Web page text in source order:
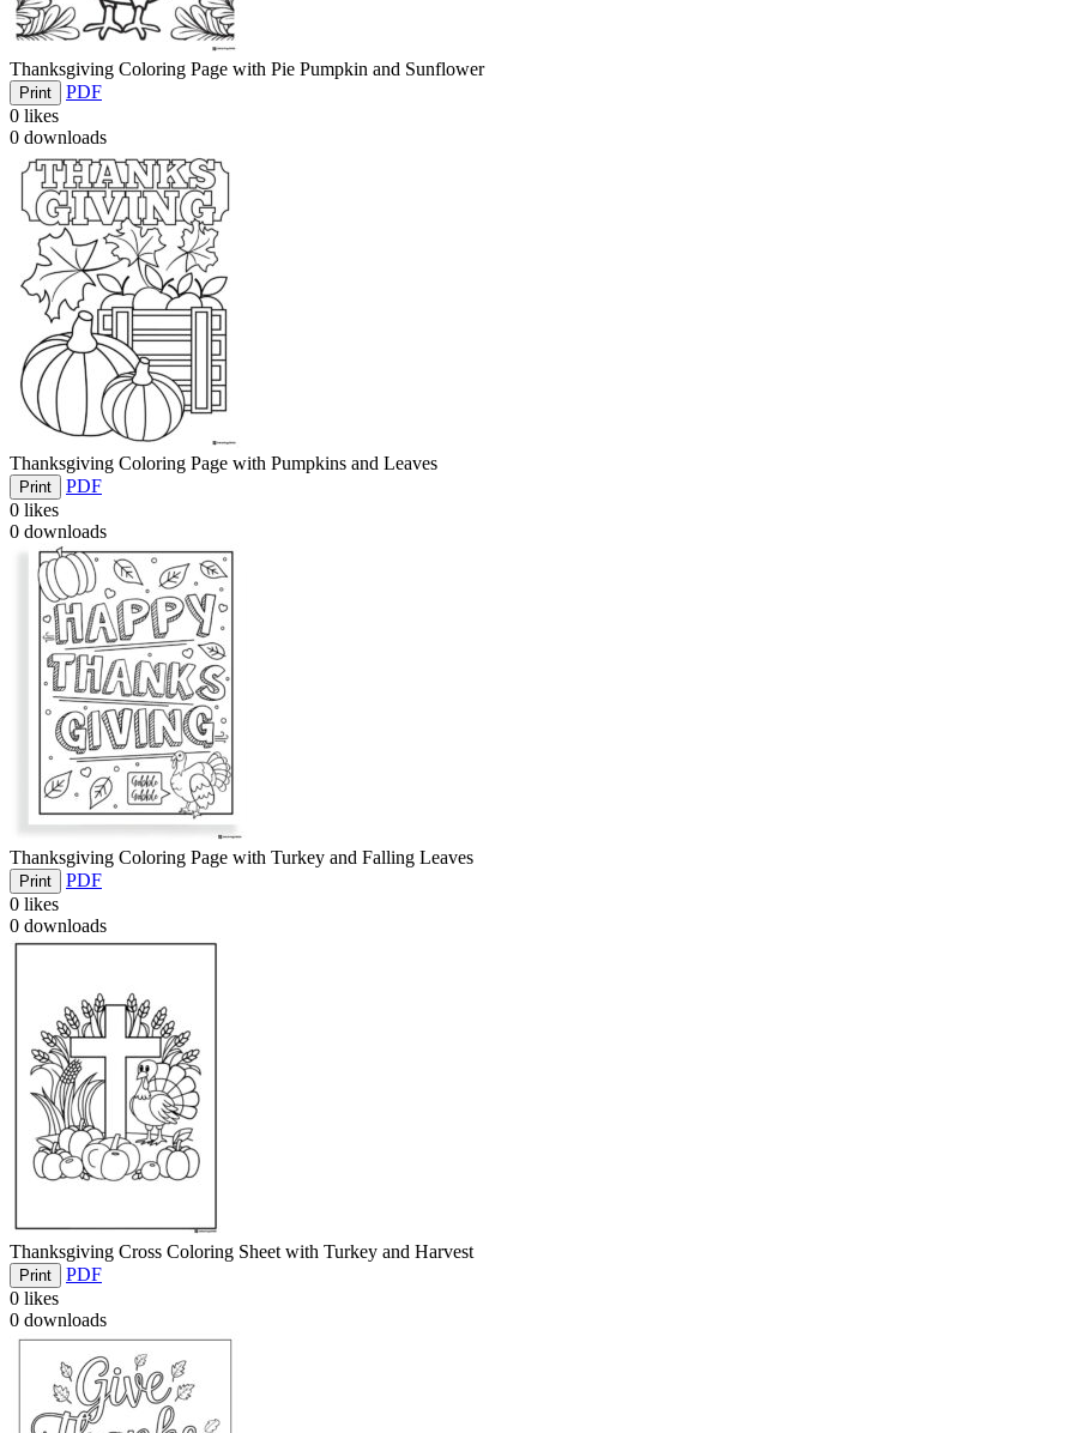
Thanksgiving Coloring Page with Pie Pumpkin and Sunflower
Print
PDF
0 likes
0 downloads
Thanksgiving Coloring Page with Pumpkins and Leaves
Print
PDF
0 likes
0 downloads
Thanksgiving Coloring Page with Turkey and Falling Leaves
Print
PDF
0 likes
0 downloads
Thanksgiving Cross Coloring Sheet with Turkey and Harvest
Print
PDF
0 likes
0 downloads